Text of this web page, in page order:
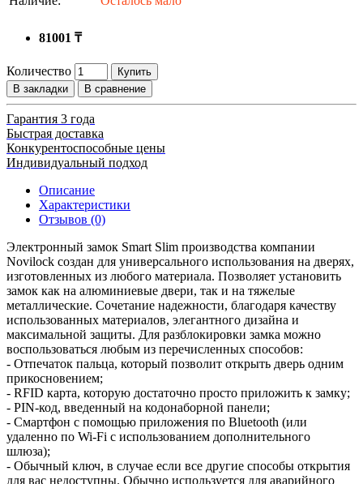
81001 ₸
Количество
Купить
В закладки
В сравнение
Гарантия 3 года
Быстрая доставка
Конкурентоспособные цены
Индивидуальный подход
Описание
Характеристики
Отзывов (0)
Электронный замок Smart Slim производства компании
Novilock создан для универсального использования на дверях,
изготовленных из любого материала. Позволяет установить
замок как на алюминиевые двери, так и на тяжелые
металлические. Сочетание надежности, благодаря качеству
использованных материалов, элегантного дизайна и
максимальной защиты. Для разблокировки замка можно
воспользоваться любым из перечисленных способов:
- Отпечаток пальца, который позволит открыть дверь одним
прикосновением;
- RFID карта, которую достаточно просто приложить к замку;
- PIN-код, введенный на кодонаборной панели;
- Смартфон с помощью приложения по Bluetooth (или
удаленно по Wi-Fi с использованием дополнительного
шлюза);
- Обычный ключ, в случае если все другие способы открытия
для вас недоступны. Обычно используется для аварийного